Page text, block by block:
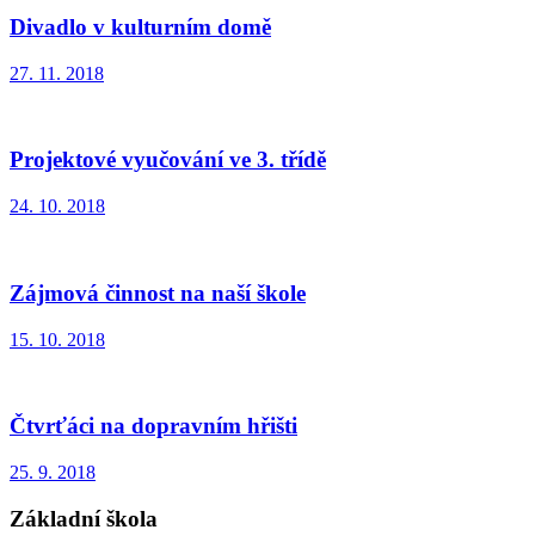
Divadlo v kulturním domě
27. 11. 2018
Projektové vyučování ve 3. třídě
24. 10. 2018
Zájmová činnost na naší škole
15. 10. 2018
Čtvrťáci na dopravním hřišti
25. 9. 2018
Základní škola